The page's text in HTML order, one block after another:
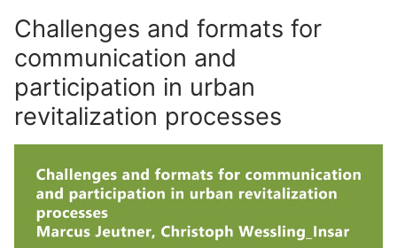
Challenges and formats for
communication and
participation in urban
revitalization processes